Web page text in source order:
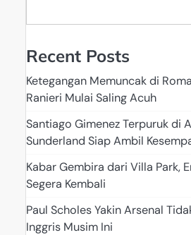
Recent Posts
Ketegangan Memuncak di
Ranieri Mulai Saling Acuh
Santiago Gimenez Terpuruk di
Sunderland Siap Ambil
Kabar Gembira dari Villa Park,
Segera Kembali
Paul Scholes Yakin Arsenal
Inggris Musim Ini